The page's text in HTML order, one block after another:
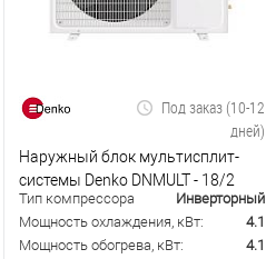
Под заказ (10-12
дней)
Наружный блок мультисплит-
системы Denko DNMULT - 18/2
Тип компрессора
Инверторный
Мощность охлаждения, кВт:
4.1
Мощность обогрева, кВт:
4.1